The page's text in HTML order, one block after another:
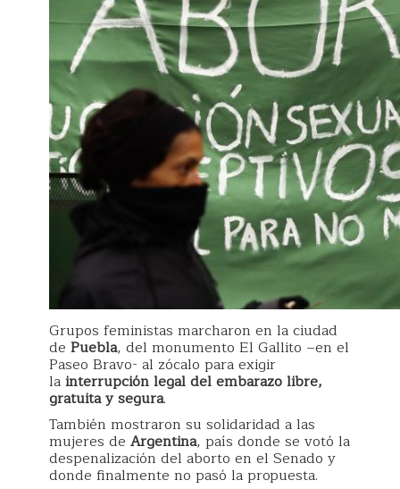
Grupos feministas marcharon en la ciudad
de Puebla, del monumento El Gallito –en el
Paseo Bravo- al zócalo para exigir
lainterrupción legal del embarazo libre,
gratuita y segura.
También mostraron su solidaridad a las
mujeres de Argentina, país donde se votó la
despenalización del aborto en el Senado y
donde finalmente no pasó la propuesta.